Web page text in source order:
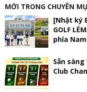
MỚI TRONG CHUYÊN
[Nhật ký
GOLF
phía Nam
Sẵn
Club